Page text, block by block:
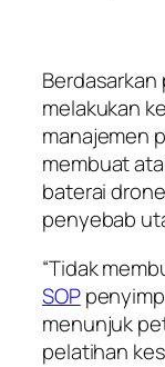
melakukan
manajemen
membuat
baterai
penyebab
“Tidak
SOP
menunjuk
pelatihan